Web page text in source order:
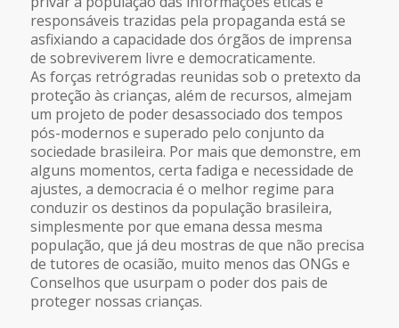
responsáveis trazidas pela propaganda está se
asfixiando a capacidade dos órgãos de imprensa
de sobreviverem livre e democraticamente.
As forças retrógradas reunidas sob o pretexto da
proteção às crianças, além de recursos, almejam
um projeto de poder desassociado dos tempos
pós-modernos e superado pelo conjunto da
sociedade brasileira. Por mais que demonstre, em
alguns momentos, certa fadiga e necessidade de
ajustes, a democracia é o melhor regime para
conduzir os destinos da população brasileira,
simplesmente por que emana dessa mesma
população, que já deu mostras de que não precisa
de tutores de ocasião, muito menos das ONGs e
Conselhos que usurpam o poder dos pais de
proteger nossas crianças.